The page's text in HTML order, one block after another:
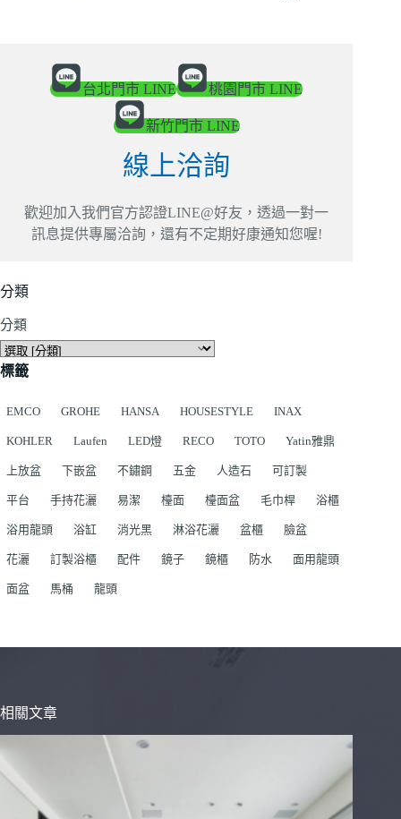
台北門市 LINE 桃園門市 LINE
新竹門市 LINE
線上洽詢
歡迎加入我們官方認證LINE@好友，透過一對一
訊息提供專屬洽詢，還有不定期好康通知您喔!
分類
分類
標籤
EMCO GROHE HANSA HOUSESTYLE INAX
KOHLER Laufen LED燈 RECO TOTO Yatin雅鼎
上放盆 下嵌盆 不鏽鋼 五金 人造石 可訂製
平台 手持花灑 易潔 檯面 檯面盆 毛巾桿 浴櫃
浴用龍頭 浴缸 消光黑 淋浴花灑 盆櫃 臉盆
花灑 訂製浴櫃 配件 鏡子 鏡櫃 防水 面用龍頭
面盆 馬桶 龍頭
相關文章